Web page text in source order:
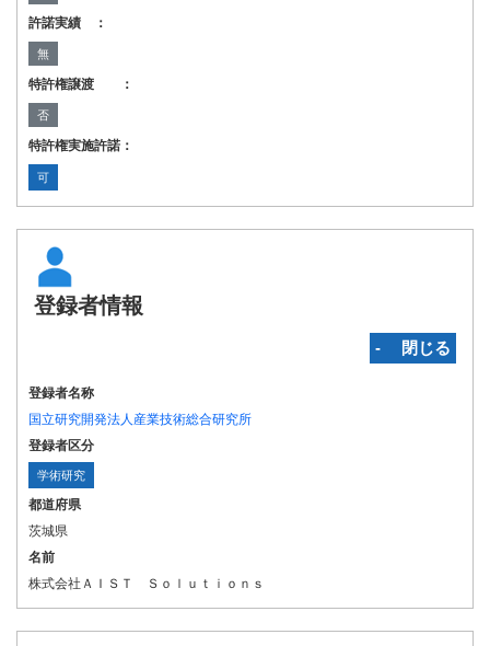
許諾実績 ：
無
特許権譲渡 ：
否
特許権実施許諾：
可
登録者情報
‐ 閉じる
登録者名称
国立研究開発法人産業技術総合研究所
登録者区分
学術研究
都道府県
茨城県
名前
株式会社ＡＩＳＴ Ｓｏｌｕｔｉｏｎｓ